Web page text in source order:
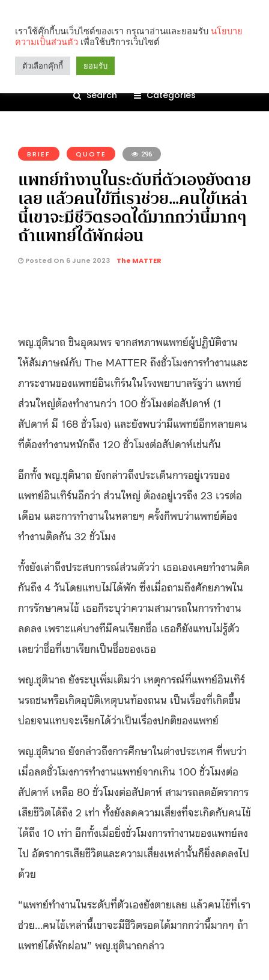
Search Categories
BRIEF QUOTE 296
แพทย์ทำงานในระดับที่ตัวเองยังตาย
เลย แล้วคนไข้ที่เราช่วย…คนไข้เหล่า
นี้เขาจะมีชีวิตรอดได้มากกว่านี้มากๆ
ถ้าแพทย์ได้พักผ่อน
Posted On 6 June 2023 The MATTER
พญ.ชุตินาถ ชินอุดมพร จากสหภาพแพทย์ผู้ปฏิบัติงาน
ให้สัมภาษณ์กับ The MATTER ถึงชั่วโมงการทำงานและ
ภาระงานของแพทย์อินเทิร์นในโรงพยาบาลรัฐว่า แพทย์
ส่วนใหญ่ต้องทำงานกว่า 100 ชั่วโมงต่อสัปดาห์ (1
สัปดาห์ มี 168 ชั่วโมง) และยังพบว่ามีแพทย์อีกหลายคน
ที่ต้องทำงานหนักถึง 120 ชั่วโมงต่อสัปดาห์เช่นกัน
อีกทั้ง พญ.ชุตินาถ ยังกล่าวถึงประเด็นการอยู่เวรของ
แพทย์อินเทิร์นอีกว่า ส่วนใหญ่ ต้องอยู่เวรถึง 23 เวรต่อ
เดือน และการทำงานในหลายๆ ครั้งก็พบว่าแพทย์ต้อง
ทำงานติดกัน 32 ชั่วโมง
ทั้งยังเล่าถึงประสบการณ์ส่วนตัวว่า เธอเองเคยทำงานติด
กันถึง 4 วันโดยแทบไม่ได้พัก ซึ่งเมื่อถามถึงศักยภาพใน
การรักษาคนไข้ เธอก็ระบุว่าความสามารถในการทำงาน
ลดลง เพราะแค่บางทีมีคนเรียกชื่อ เธอก็ยังแทบไม่รู้ตัว
เลยว่าชื่อที่เขาเรียกเป็นชื่อของเธอ
พญ.ชุตินาถ ยังระบุเพิ่มเติมว่า เหตุการณ์ที่แพทย์อินเทิร์
นรถชนหรือเกิดอุบัติเหตุบนท้องถนน เป็นเรื่องที่เกิดขึ้น
บ่อยจนแทบจะเรียกได้ว่าเป็นเรื่องปกติของแพทย์
พญ.ชุตินาถ ยังกล่าวถึงการศึกษาในต่างประเทศ ที่พบว่า
เมื่อลดชั่วโมงการทำงานแพทย์จากเกิน 100 ชั่วโมงต่อ
สัปดาห์ เหลือ 80 ชั่วโมงต่อสัปดาห์ สามารถลดอัตราการ
เสียชีวิตได้ถึง 2 เท่า ทั้งยังลดความเสี่ยงที่จะเกิดกับคนไข้
ได้ถึง 10 เท่า อีกทั้งเมื่อยิ่งชั่วโมงการทำงานของแพทย์ลง
ไป อัตราการเสียชีวิตและความเสี่ยงเหล่านั้นก็ยิ่งลดลงไป
ด้วย
“แพทย์ทำงานในระดับที่ตัวเองยังตายเลย แล้วคนไข้ที่เรา
ช่วย…คนไข้เหล่านี้เขาจะมีชีวิตรอดได้มากกว่านี้มากๆ ถ้า
แพทย์ได้พักผ่อน” พญ.ชุตินาถกล่าว
เราใช้คุ๊กกี้บนเว็บไซต์ของเรา กรุณาอ่านและยอมรับ นโยบาย
ความเป็นส่วนตัว เพื่อใช้บริการเว็บไซต์
ตัวเลือกคุ๊กกี้ ยอมรับ